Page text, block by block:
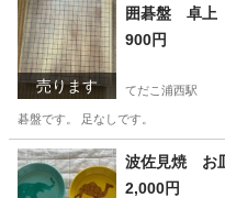
売ります
囲碁盤 卓上
900円
てだこ浦西駅
碁盤です。 足なしです。
沖縄 宜野湾市 てだこ浦西駅
波佐見焼
2,000円